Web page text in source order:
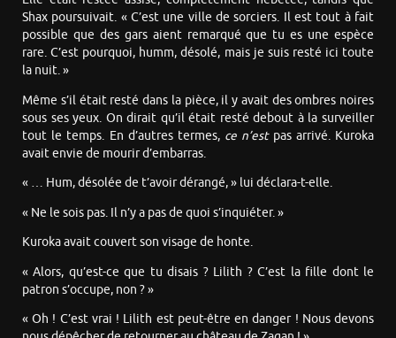
Shax poursuivait. « C’est une ville de sorciers. Il est tout à fait
possible que des gars aient remarqué que tu es une espèce
rare. C’est pourquoi, humm, désolé, mais je suis resté ici toute
la nuit. »
Même s’il était resté dans la pièce, il y avait des ombres noires
sous ses yeux. On dirait qu’il était resté debout à la surveiller
tout le temps. En d’autres termes, ce n’est pas arrivé. Kuroka
avait envie de mourir d’embarras.
« … Hum, désolée de t’avoir dérangé, » lui déclara-t-elle.
« Ne le sois pas. Il n’y a pas de quoi s’inquiéter. »
Kuroka avait couvert son visage de honte.
« Alors, qu’est-ce que tu disais ? Lilith ? C’est la fille dont le
patron s’occupe, non ? »
« Oh ! C’est vrai ! Lilith est peut-être en danger ! Nous devons